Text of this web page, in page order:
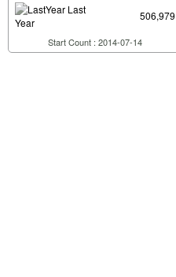
Last
Year
506,979
Start Count : 2014-07-14